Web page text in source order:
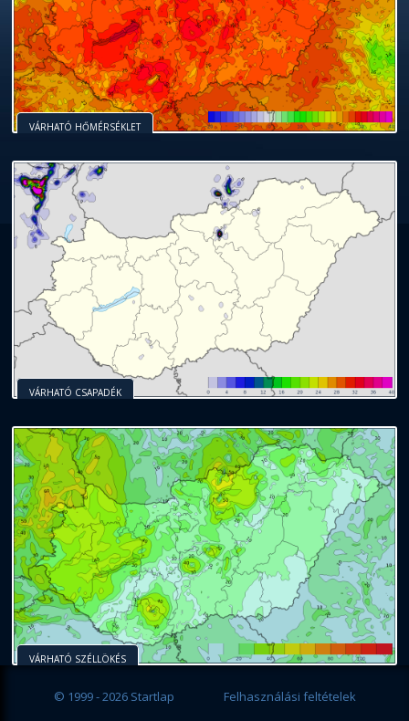
VÁRHATÓ HŐMÉRSÉKLET
VÁRHATÓ CSAPADÉK
VÁRHATÓ SZÉLLÖKÉS
© 1999 - 2026 Startlap Felhasználási feltételek